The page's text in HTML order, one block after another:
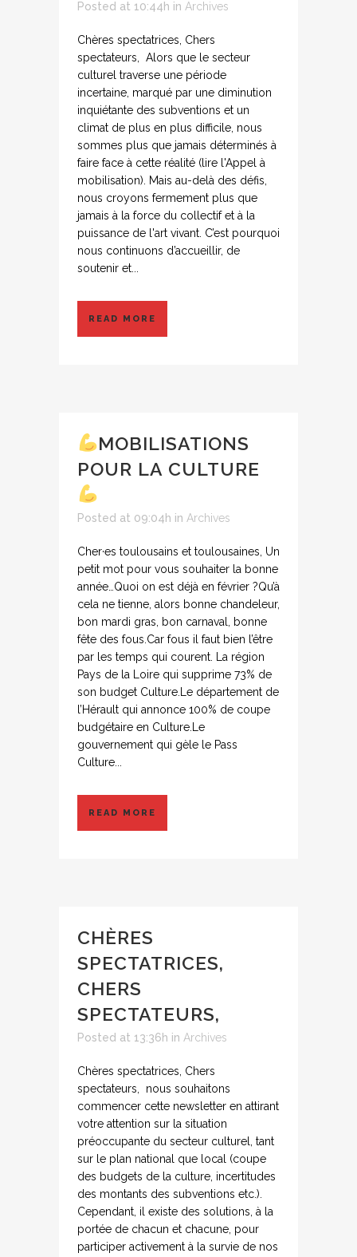
Posted at 10:44h in Archives
Chères spectatrices, Chers
spectateurs, Alors que le secteur
culturel traverse une période
incertaine, marqué par une diminution
inquiétante des subventions et un
climat de plus en plus difficile, nous
sommes plus que jamais déterminés à
faire face à cette réalité (lire l'Appel à
mobilisation). Mais au-delà des défis,
nous croyons fermement plus que
jamais à la force du collectif et à la
puissance de l'art vivant. C’est pourquoi
nous continuons d’accueillir, de
soutenir et...
READ MORE
MOBILISATIONS
POUR LA CULTURE
Posted at 09:04h in Archives
Cher·es toulousains et toulousaines, Un
petit mot pour vous souhaiter la bonne
année…Quoi on est déjà en février ?Qu’à
cela ne tienne, alors bonne chandeleur,
bon mardi gras, bon carnaval, bonne
fête des fous.Car fous il faut bien l’être
par les temps qui courent. La région
Pays de la Loire qui supprime 73% de
son budget Culture.Le département de
l’Hérault qui annonce 100% de coupe
budgétaire en Culture.Le
gouvernement qui gèle le Pass
Culture...
READ MORE
CHÈRES
SPECTATRICES,
CHERS
SPECTATEURS,
Posted at 13:36h in Archives
Chères spectatrices, Chers
spectateurs, nous souhaitons
commencer cette newsletter en attirant
votre attention sur la situation
préoccupante du secteur culturel, tant
sur le plan national que local (coupe
des budgets de la culture, incertitudes
des montants des subventions etc.).
Cependant, il existe des solutions, à la
portée de chacun et chacune, pour
participer activement à la survie de nos